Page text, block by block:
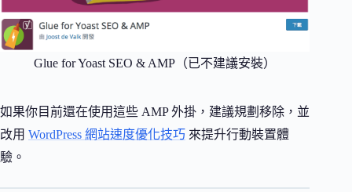
Glue for Yoast SEO & AMP（已不建議安裝）
如果你目前還在使用這些 AMP 外掛，建議規劃移除，並
改用 WordPress 網站速度優化技巧 來提升行動裝置體
驗。